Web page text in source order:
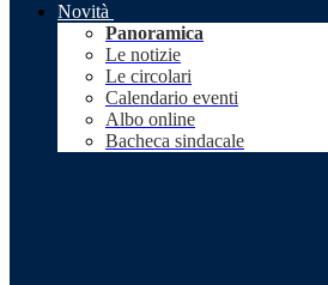
Novità
Panoramica
Le notizie
Le circolari
Calendario eventi
Albo online
Bacheca sindacale